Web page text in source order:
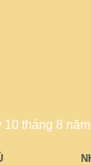
tháng 8